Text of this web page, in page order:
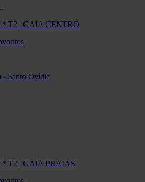
- Santo Ovídio